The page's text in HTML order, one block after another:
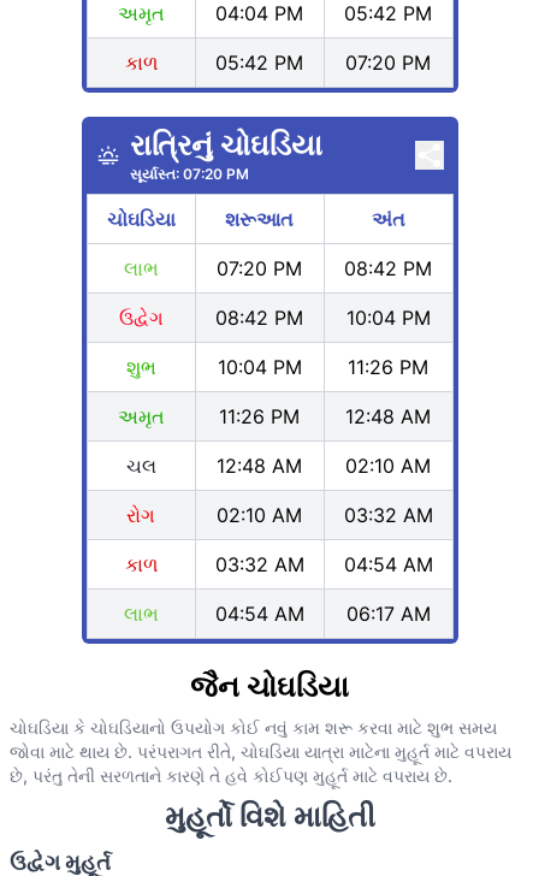
અમૃત 04:04 PM 05:42 PM
કાળ 05:42 PM 07:20 PM
રાત્રિનું ચોઘડિયા
સૂર્યાસ્ત: 07:20 PM
ચોઘડિયા શરૂઆત અંત
લાભ 07:20 PM 08:42 PM
ઉદ્વેગ 08:42 PM 10:04 PM
શુભ 10:04 PM 11:26 PM
અમૃત 11:26 PM 12:48 AM
ચલ 12:48 AM 02:10 AM
રોગ 02:10 AM 03:32 AM
કાળ 03:32 AM 04:54 AM
લાભ 04:54 AM 06:17 AM
જૈન ચોઘડિયા
ચોઘડિયા કે ચોઘડિયાનો ઉપયોગ કોઈ નવું કામ શરૂ કરવા માટે શુભ સમય
જોવા માટે થાય છે. પરંપરાગત રીતે, ચોઘડિયા યાત્રા માટેના મુહૂર્ત માટે વપરાય
છે, પરંતુ તેની સરળતાને કારણે તે હવે કોઈપણ મુહૂર્ત માટે વપરાય છે.
મુહૂર્તો વિશે માહિતી
ઉદ્વેગ મુહૂર્ત